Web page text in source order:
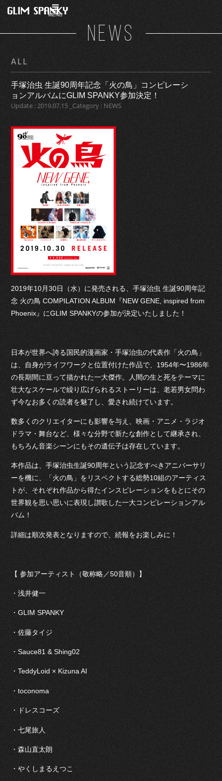
MENU
NEWS
ALL
手塚治虫 生誕90周年記念「火の鳥」コンピレーシ
ョンアルバムにGLIM SPANKY参加決定！
Update : 2019.07.15 _Category : NEWS
2019年10月30日（水）に発売される、手塚治虫 生誕90周年記
念 火の鳥 COMPILATION ALBUM『NEW GENE, inspired from
Phoenix』にGLIM SPANKYの参加が決定いたしました！
日本が世界へ誇る国民的漫画家・手塚治虫の代表作「火の鳥」
は、自身がライフワークと位置付けた作品で、1954年〜1986年
の長期間に亘って描かれた一大傑作。人間の生と死をテーマに
壮大なスケールで繰り広げられるストーリーは、老若男女問わ
ず今なお多くの読者を魅了し、愛され続けています。
数多くのクリエイターにも影響を与え、映画・アニメ・ラジオ
ドラマ・舞台など、様々な分野で新たな創作として継承され、
もちろん音楽シーンにもその遺伝子は存在しています。
本作品は、手塚治虫生誕90周年という記念すべきアニバーサリ
ーを機に、「火の鳥」をリスペクトする総勢10組のアーティス
トが、それぞれ作品から得たインスピレーションをもとにその
世界観を思い思いに表現し讃歌した一大コンピレーションアル
バム！
詳細は順次発表となりますので、続報をお楽しみに！
【 参加アーティスト（敬称略／50音順）】
・浅井健一
・GLIM SPANKY
・佐藤タイジ
・Sauce81 & Shing02
・TeddyLoid × Kizuna AI
・toconoma
・ドレスコーズ
・七尾旅人
・森山直太朗
・やくしまるえつこ